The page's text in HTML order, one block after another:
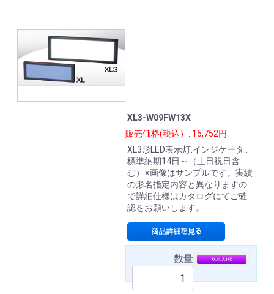
XL3-W09FW13X
販売価格(税込）: 15,752円
XL3形LED表示灯.インジケータ.:
標準納期14日～（土日祝日含
む）※画像はサンプルです。実績
の形名指定内容と異なりますの
で詳細仕様はカタログにてご確
認をお願いします。
数量